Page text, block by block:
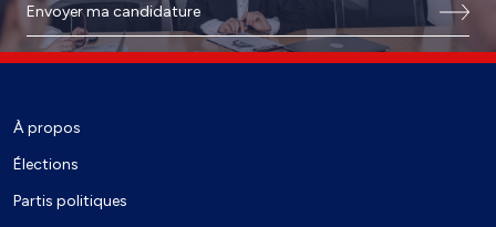
Envoyer ma candidature
À propos
Élections
Partis politiques